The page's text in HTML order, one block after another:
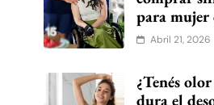
para mujer
Abril 21, 2026
¿Tenés
dura el